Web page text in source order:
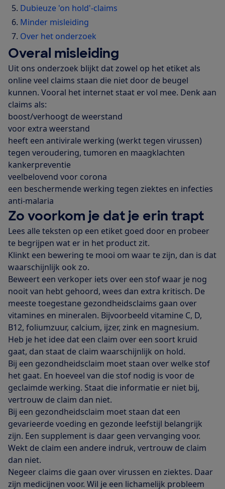
Dubieuze 'on hold'-claims
Minder misleiding
Over het onderzoek
Overal misleiding
Uit ons onderzoek blijkt dat zowel op het etiket als
online veel claims staan die niet door de beugel
kunnen. Vooral het internet staat er vol mee. Denk aan
claims als:
boost/verhoogt de weerstand
voor extra weerstand
heeft een antivirale werking (werkt tegen virussen)
tegen veroudering, tumoren en maagklachten
kankerpreventie
veelbelovend voor corona
een beschermende werking tegen ziektes en infecties
anti-malaria
Zo voorkom je dat je erin trapt
Lees alle teksten op een etiket goed door en probeer
te begrijpen wat er in het product zit.
Klinkt een bewering te mooi om waar te zijn, dan is dat
waarschijnlijk ook zo.
Beweert een verkoper iets over een stof waar je nog
nooit van hebt gehoord, wees dan extra kritisch. De
meeste toegestane gezondheidsclaims gaan over
vitamines en mineralen. Bijvoorbeeld vitamine C, D,
B12, foliumzuur, calcium, ijzer, zink en magnesium.
Heb je het idee dat een claim over een soort kruid
gaat, dan staat de claim waarschijnlijk on hold.
Bij een gezondheidsclaim moet staan over welke stof
het gaat. En hoeveel van die stof nodig is voor de
geclaimde werking. Staat die informatie er niet bij,
vertrouw de claim dan niet.
Bij een gezondheidsclaim moet staan dat een
gevarieerde voeding en gezonde leefstijl belangrijk
zijn. Een supplement is daar geen vervanging voor.
Wekt de claim een andere indruk, vertrouw de claim
dan niet.
Negeer claims die gaan over virussen en ziektes. Daar
zijn medicijnen voor. Wil je een lichamelijk probleem